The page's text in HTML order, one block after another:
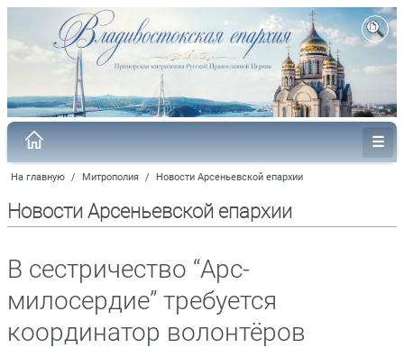
На главную / Митрополия / Новости Арсеньевской епархии
Новости Арсеньевской епархии
В сестричество “Арс-
милосердие” требуется
координатор волонтёров